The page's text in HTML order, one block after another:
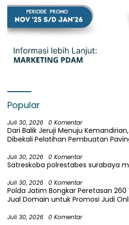
Popular
Juli 30, 2026 0 Komentar
Dari Balik Jeruji Menuju
Dibekali Pelatihan Pembuatan
Juli 30, 2026 0 Komentar
Satreskoba polrestabes surabaya
Juli 30, 2026 0 Komentar
Polda Jatim Bongkar Peretasan
Jual Domain untuk Promosi Judi
Juli 30, 2026 0 Komentar